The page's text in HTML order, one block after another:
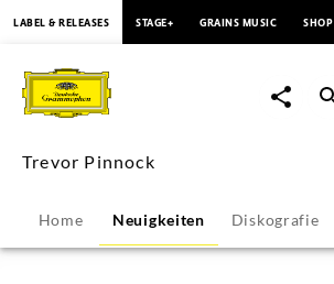
Pinnock
Bach
mit
LABEL & RELEASES STAGE+ GRAINS MUSIC SHOP
Trevor Pinnock
Home Neuigkeiten Diskografie